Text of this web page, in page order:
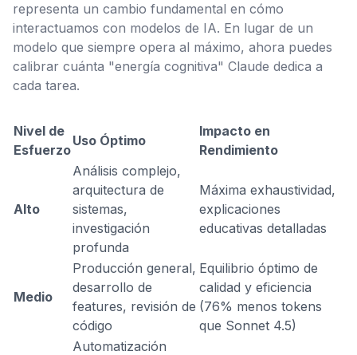
representa un cambio fundamental en cómo
interactuamos con modelos de IA. En lugar de un
modelo que siempre opera al máximo, ahora puedes
calibrar cuánta "energía cognitiva" Claude dedica a
cada tarea.
Nivel de
Esfuerzo
Uso Óptimo
Impacto en
Rendimiento
Alto
Análisis complejo,
arquitectura de
sistemas,
investigación
profunda
Máxima exhaustividad,
explicaciones
educativas detalladas
Medio
Producción general,
desarrollo de
features, revisión de
código
Equilibrio óptimo de
calidad y eficiencia
(76% menos tokens
que Sonnet 4.5)
Automatización